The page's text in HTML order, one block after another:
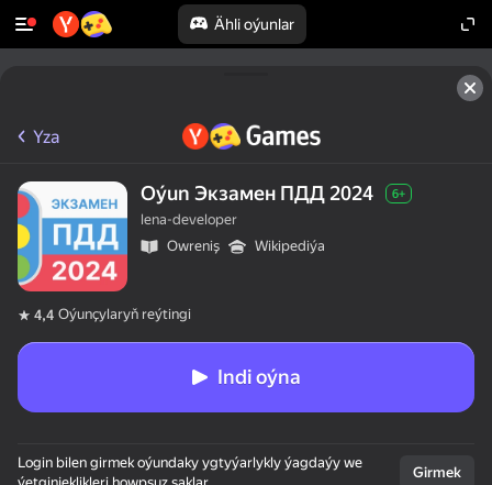
Ähli oýunlar
Yza
Oýun Экзамен ПДД 2024 6+
lena-developer
Оwreniş
Wikipediýa
4,4 Oýunçylaryň reýtingi
Indi oýna
Login bilen girmek oýundaky ygtyýarlykly ýagdaýy we
Girmek